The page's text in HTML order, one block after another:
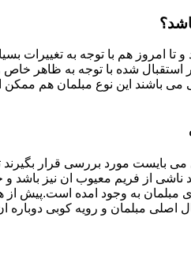
امروز هم با توجه به
استقبال شده با توجه به ظاهر
باشند این نوع مبلمان هم
بایست مورد بررسی قرار
از فریم معیوب ان نیز باشد و
به وجود امده است.پیش
اصلی مبلمان و رویه کوبی دوباره